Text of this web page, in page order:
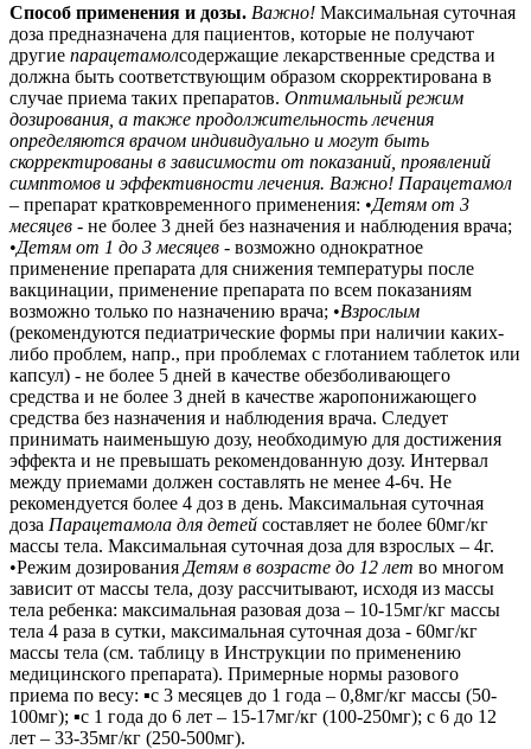
Способ применения и дозы. Важно! Максимальная суточная
доза предназначена для пациентов, которые не получают
другие парацетамолсодержащие лекарственные средства и
должна быть соответствующим образом скорректирована в
случае приема таких препаратов. Оптимальный режим
дозирования, а также продолжительность лечения
определяются врачом индивидуально и могут быть
скорректированы в зависимости от показаний, проявлений
симптомов и эффективности лечения. Важно! Парацетамол
– препарат кратковременного применения: •Детям от 3
месяцев - не более 3 дней без назначения и наблюдения врача;
•Детям от 1 до 3 месяцев - возможно однократное
применение препарата для снижения температуры после
вакцинации, применение препарата по всем показаниям
возможно только по назначению врача; •Взрослым
(рекомендуются педиатрические формы при наличии каких-
либо проблем, напр., при проблемах с глотанием таблеток или
капсул) - не более 5 дней в качестве обезболивающего
средства и не более 3 дней в качестве жаропонижающего
средства без назначения и наблюдения врача. Следует
принимать наименьшую дозу, необходимую для достижения
эффекта и не превышать рекомендованную дозу. Интервал
между приемами должен составлять не менее 4-6ч. Не
рекомендуется более 4 доз в день. Максимальная суточная
доза Парацетамола для детей составляет не более 60мг/кг
массы тела. Максимальная суточная доза для взрослых – 4г.
•Режим дозирования Детям в возрасте до 12 лет во многом
зависит от массы тела, дозу рассчитывают, исходя из массы
тела ребенка: максимальная разовая доза – 10-15мг/кг массы
тела 4 раза в сутки, максимальная суточная доза - 60мг/кг
массы тела (см. таблицу в Инструкции по применению
медицинского препарата). Примерные нормы разового
приема по весу: ▪с 3 месяцев до 1 года – 0,8мг/кг массы (50-
100мг); ▪с 1 года до 6 лет – 15-17мг/кг (100-250мг); с 6 до 12
лет – 33-35мг/кг (250-500мг).